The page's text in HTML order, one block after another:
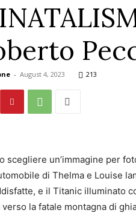
- August 4, 2023 213
scegliere un’immagine per
di Thelma e Louise
e il Titanic illuminato
la fatale montagna di